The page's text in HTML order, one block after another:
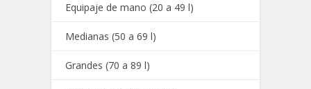
Equipaje de mano (20 a 49 l)
Medianas (50 a 69 l)
Grandes (70 a 89 l)